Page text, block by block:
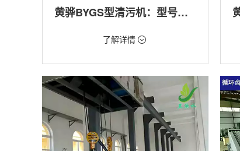
黄骅BYGS型清污机：型号多样应用广泛
价格：1.23万/台
机
用途：泵站,污水处理,渠道,化工,纺织
了解详情